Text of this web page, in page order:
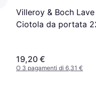
Villeroy & Boch Lave
Ciotola da portata
19,20 €
O 3 pagamenti di 6,31 €